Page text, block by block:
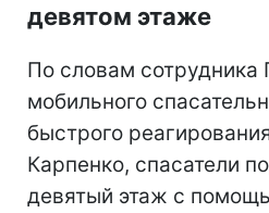
девятом этаже
По словам сотрудника
мобильного
быстрого
Карпенко, спасатели
девятый этаж с